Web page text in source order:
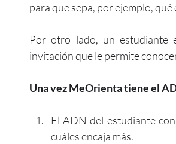
para que sepa, por ejemplo,
Por otro lado, un estudiante
invitación que le permite
Una vez MeOrienta tiene el
El ADN del estudiante
cuáles encaja más.